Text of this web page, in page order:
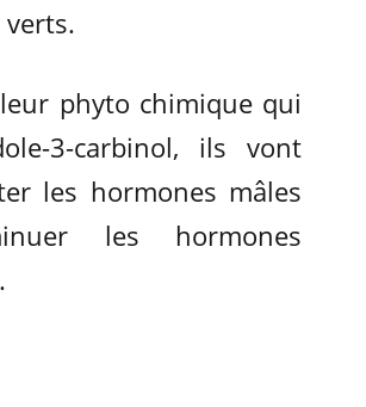
phyto chimique qui
3-carbinol, ils vont
les hormones mâles
les hormones